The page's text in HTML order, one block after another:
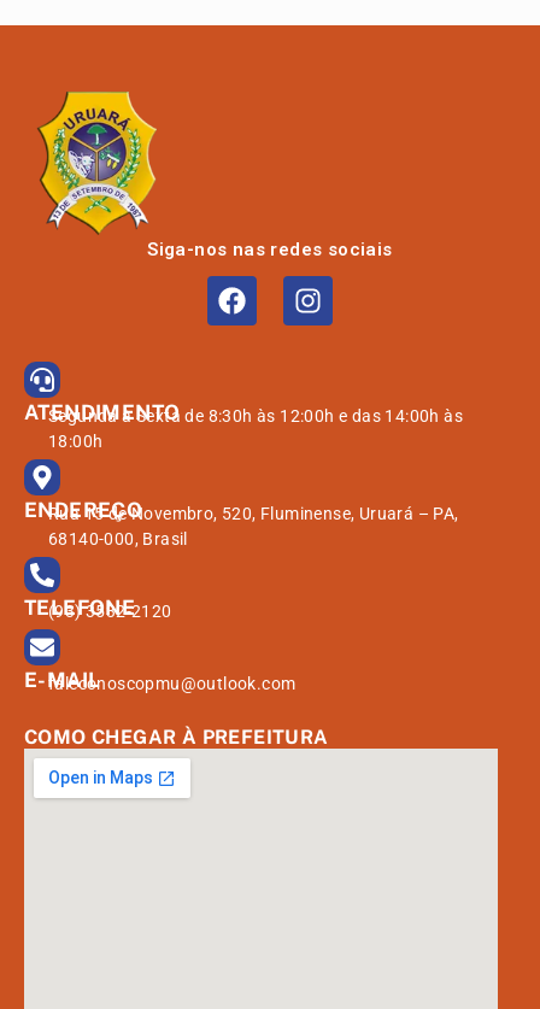
Siga-nos nas redes sociais
ATENDIMENTO
Segunda à Sexta de 8:30h às 12:00h e das 14:00h às
18:00h
ENDEREÇO
Rua 15 de Novembro, 520, Fluminense, Uruará – PA,
68140-000, Brasil
TELEFONE
(93) 3532-2120
E-MAIL
faleconoscopmu@outlook.com
COMO CHEGAR À PREFEITURA